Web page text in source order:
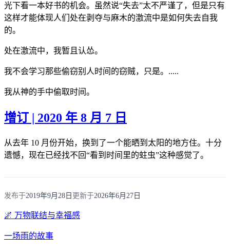
光下看一本好书的机会。虽然说“失去”太不严谨了，但是只有
这样才能体现人们处在剥夺与麻木的激流中是如何失去自我
的。
处在激流中，我暂且认怂。
我不会学习那些偷窃别人时间的窃贼，只是。.....
我从神的手中偷取时间。
增订 | 2020 年 8 月 7 日
从去年 10 月份开始，换到了一个能晒到太阳的地方住。十分
遗憾，现在已经找不回“看到时间里的蛀虫”这种感觉了。
发布于2019年9月28日 更新于2026年6月27日
🌌 万物联结与幸福感
一场雨的故事